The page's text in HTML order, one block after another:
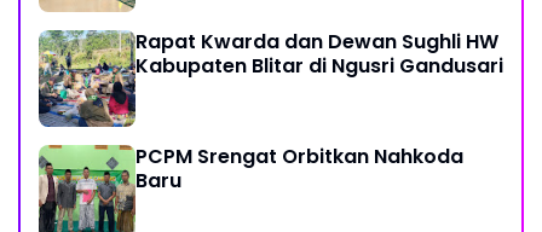
Rapat Kwarda dan Dewan Sughli HW
Kabupaten Blitar di Ngusri Gandusari
PCPM Srengat Orbitkan Nahkoda
Baru